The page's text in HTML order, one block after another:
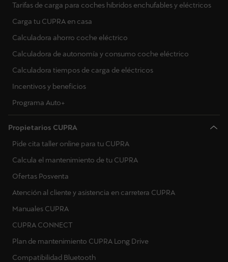
Tarifas de carga para coches híbridos enchufables y eléctricos
Carga tu CUPRA en casa
Calculadora ahorro coche eléctrico
Calculadora de autonomía y consumo coche eléctrico
Calculadora tiempos de carga de eléctricos
Incentivos y beneficios
Programa Auto+
Propietarios CUPRA
Pide cita taller online para tu CUPRA
Calcula el mantenimiento de tu CUPRA
Ofertas Posventa
Atención al cliente y asistencia en carretera CUPRA
Manuales CUPRA
CUPRA CONNECT
Plan de mantenimiento CUPRA Long Drive
Compatibilidad Bluetooth